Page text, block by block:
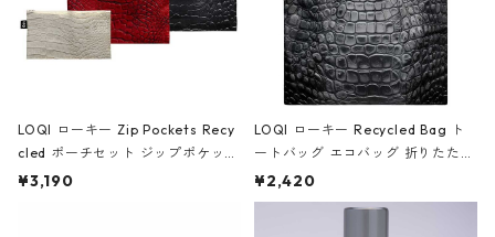
LOQI ローキー Zip Pockets Recy
cled ポーチセット ジップポケット
ファスナーポーチ 撥水加工 トラベ
¥3,190
LOQI ローキー Recycled Bag ト
ートバッグ エコバッグ 折りたたみ
大きめ 撥水加工 収納ポーチ CRO
CODILE/Black クロコダイル/ブラ
¥2,420